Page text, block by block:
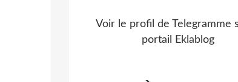
Voir le profil de Telegramme
portail Eklablog